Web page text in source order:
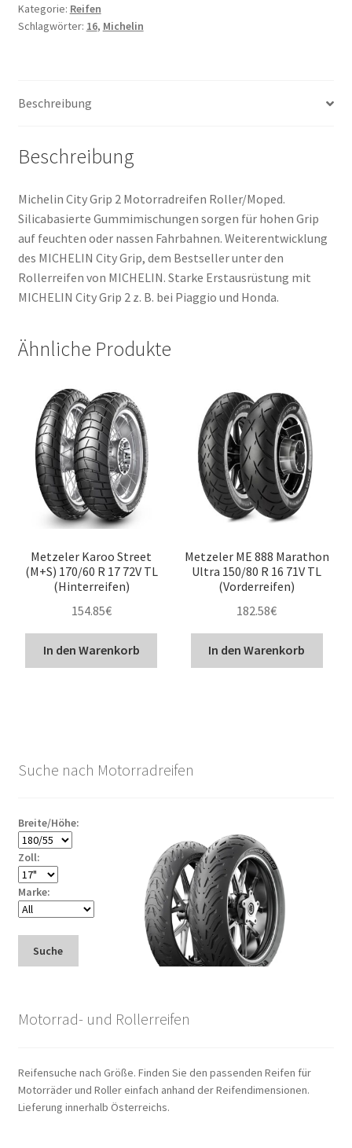
140/70
-
(Hinterreifen)
Kategorie: Reifen
Schlagwörter: 16, Michelin
Beschreibung
Beschreibung
Michelin City Grip 2 Motorradreifen Roller/Moped.
Silicabasierte Gummimischungen sorgen für hohen Grip
auf feuchten oder nassen Fahrbahnen. Weiterentwicklung
des MICHELIN City Grip, dem Bestseller unter den
Rollerreifen von MICHELIN. Starke Erstausrüstung mit
MICHELIN City Grip 2 z. B. bei Piaggio und Honda.
Ähnliche Produkte
Metzeler Karoo Street
(M+S) 170/60 R 17 72V TL
(Hinterreifen)
154.85€
In den Warenkorb
Metzeler ME 888 Marathon
Ultra 150/80 R 16 71V TL
(Vorderreifen)
182.58€
In den Warenkorb
Suche nach Motorradreifen
Breite/Höhe:
Zoll:
Marke:
Suche
Motorrad- und Rollerreifen
Reifensuche nach Größe. Finden Sie den passenden Reifen für
Motorräder und Roller einfach anhand der Reifendimensionen.
Lieferung innerhalb Österreichs.